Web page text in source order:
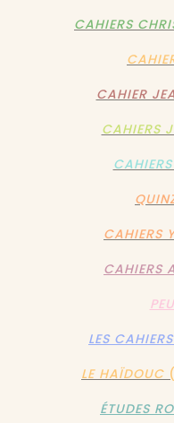
CAHIERS
CAHIER
CAHIERS
CAHIERS
CAHIERS
LES
LE HAÏDOUC
ÉTUDES